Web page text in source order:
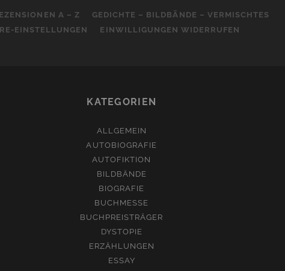
A – Z
GEDICHTE – BILDBÄNDE – VERMISCHTES
EINSTELLUNGEN EINWILLIGUNGEN WIDERRUFEN
KATEGORIEN
ALLGEMEIN
AUTOBIOGRAFIE
AUTOFIKTION
BILDBÄNDE
BIOGRAFIE
BUCHMESSE
BUCHPREISTRÄGER
DYSTOPIE
ERZÄHLUNGEN
ESSAY